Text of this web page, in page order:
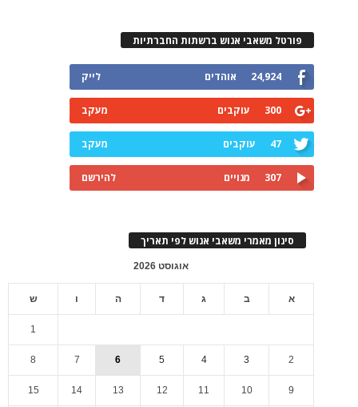
פורטל משאבי אנוש ברשתות החברתיות
24,924 אוהדים לייק
300 עוקבים מעקב
47 עוקבים מעקב
307 מנויים להירשם
סינון מאמרי משאבי אנוש לפי תאריך
אוגוסט 2026
א ב ג ד ה ו ש
1
2
3
4
5
6
7
8
9
10
11
12
13
14
15